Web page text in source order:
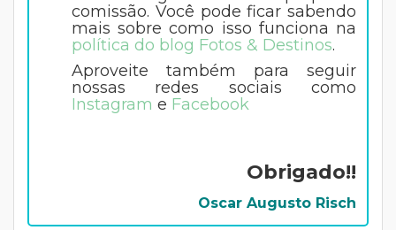
comissão. Você pode ficar sabendo
mais sobre como isso funciona na
política do blog Fotos & Destinos.
Aproveite também para seguir
nossas redes sociais como
Instagram e Facebook
Obrigado!!
Oscar Augusto Risch